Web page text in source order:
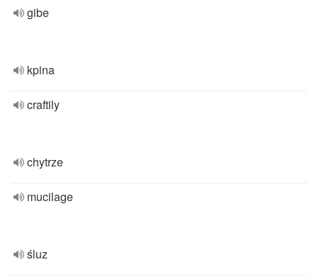
gibe
kpina
craftily
chytrze
mucilage
śluz